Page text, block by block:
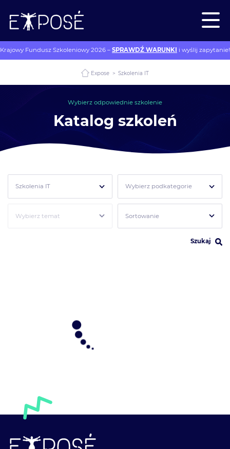
Krajowy Fundusz Szkoleniowy 2026 – SPRAWDŹ WARUNKI i wyślij zapytanie!
Expose > Szkolenia IT
Wybierz odpowiednie szkolenie
Katalog szkoleń
Szkolenia IT Wybierz podkategorie
Wybierz temat Sortowanie
Szukaj